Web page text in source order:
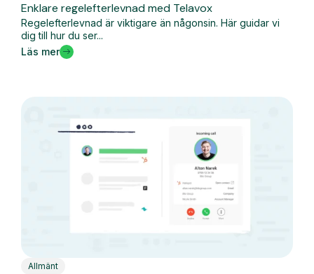
Enklare regelefterlevnad med Telavox
Regelefterlevnad är viktigare än någonsin. Här guidar vi
dig till hur du ser...
Läs mer
Allmänt